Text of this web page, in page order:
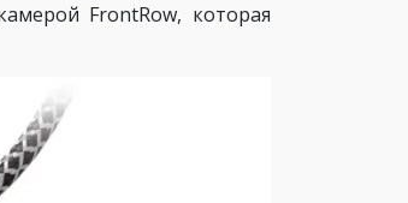
FrontRow, которая